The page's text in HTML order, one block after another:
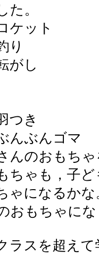
た。
ケット
り
がし
つき
んぶんゴマ
んのおもち
ちゃも，子
ゃになるか
おもちゃに
ラスを超えて